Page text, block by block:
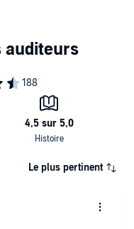
qui l'accompagne sera
envoyée par mail ainsi
est proposé en
disponible en
Audible Studios
Le plus pertinent